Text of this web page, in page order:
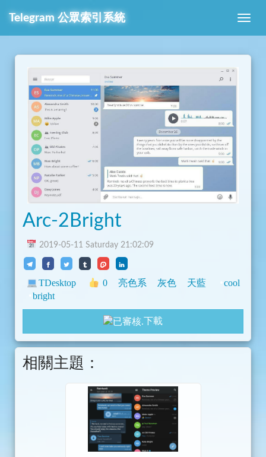
Telegram 公眾索引系統
Arc-2Bright
2019-05-11 Saturday 21:02:09
TDesktop 0 亮色系 灰色 天藍
cool
bright
下載
相關主題：